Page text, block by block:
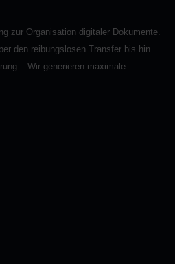
zur Organisation digitaler Dokumente.
den reibungslosen Transfer bis hin
– Wir generieren maximale